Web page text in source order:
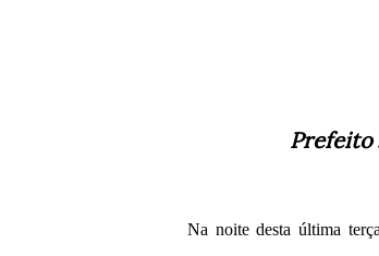
Prefeito
Na noite desta última